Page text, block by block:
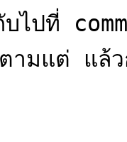
บไปที่
มแต่ แล้